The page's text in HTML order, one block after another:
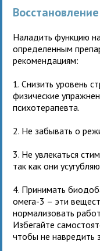
Наладить функцию
определенным
рекомендациям:
1. Снизить уровень
физические
психотерапевта.
2. Не забывать о
3. Не увлекаться
так как они
4. Принимать
омега-3 – эти
нормализовать
Избегайте
чтобы не навредить